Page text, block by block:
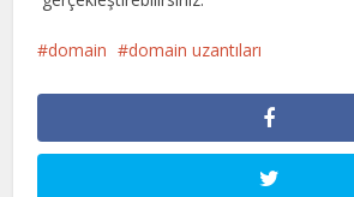
domain domain uzantıları